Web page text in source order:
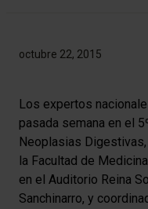
octubre 22, 2015
Los expertos
pasada semana en el
Neoplasias
la Facultad de
en el Auditorio Reina
Sanchinarro, y